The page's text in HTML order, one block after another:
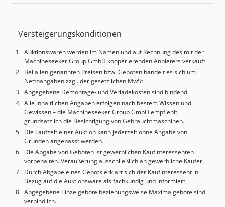
Maschinendimensionen X/Y/Z: ca.
24152. Die Maschine weist einen Systemfehler auf -
fährt nicht hoch. Dokumentation vorhanden. Eine
Besichtigung vor Ort ist möglich. Cedpfx Adow Nq Rqorjrf
Versteigerungskonditionen
Auktionswaren werden im Namen und auf Rechnung des mit der
Machineseeker Group GmbH kooperierenden Anbieters verkauft.
Bei allen genannten Preisen bzw. Geboten handelt es sich um
Nettoangaben zzgl. der gesetzlichen MwSt.
Angegebene Demontage- und Verladekosten sind bindend.
Alle inhaltlichen Angaben erfolgen nach bestem Wissen und
Gewissen – die Machineseeker Group GmbH empfiehlt
grundsätzlich die Besichtigung von Gebrauchtmaschinen.
Die Laufzeit einer Auktion kann jederzeit ohne Angabe von
Gründen angepasst werden.
Die Abgabe von Geboten ist gewerblichen Kaufinteressenten
vorbehalten. Veräußerung ausschließlich an gewerbliche Käufer.
Durch Abgabe eines Gebots erklärt sich der Kaufinteressent in
Bezug auf die Auktionsware als fachkundig und informiert.
Abgegebene Einzelgebote beziehungsweise Maximalgebote sind
verbindlich.